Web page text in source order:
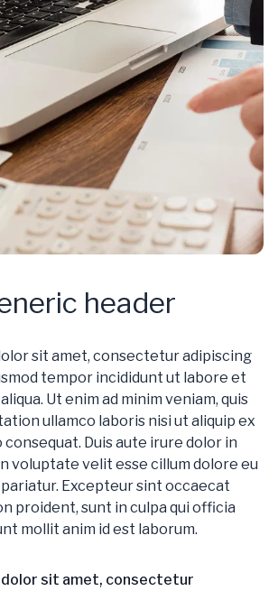
header
sit amet, consectetur adipiscing
tempor incididunt ut labore et
Ut enim ad minim veniam, quis
ullamco laboris nisi ut aliquip ex
consequat. Duis aute irure dolor in
voluptate velit esse cillum dolore eu
Excepteur sint occaecat
proident, sunt in culpa qui officia
mollit anim id est laborum.
dolor sit amet, consectetur